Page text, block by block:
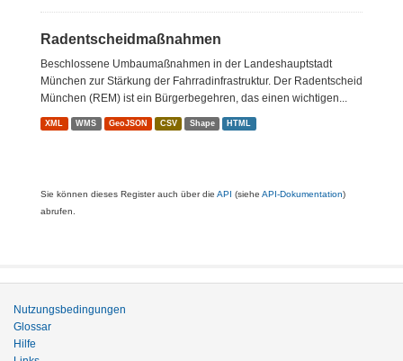
Radentscheidmaßnahmen
Beschlossene Umbaumaßnahmen in der Landeshauptstadt
München zur Stärkung der Fahrradinfrastruktur. Der Radentscheid
München (REM) ist ein Bürgerbegehren, das einen wichtigen...
XML WMS GeoJSON CSV Shape HTML
Sie können dieses Register auch über die API (siehe API-Dokumentation)
abrufen.
Nutzungsbedingungen
Glossar
Hilfe